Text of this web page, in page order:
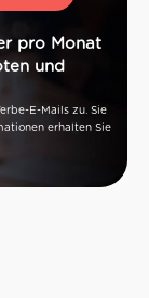
pro Monat
und
E-Mails zu. Sie
erhalten Sie